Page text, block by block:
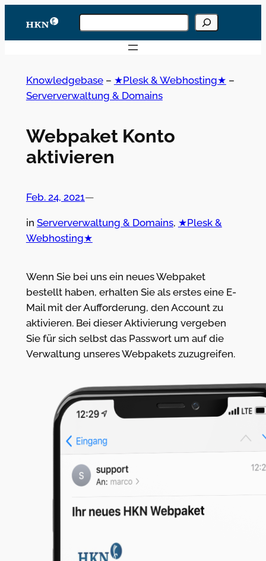
Inhalt
springen
Knowledgebase
durchsuchen
Knowledgebase– ★Plesk & Webhosting★ –
Serververwaltung & Domains
Webpaket Konto
aktivieren
Feb. 24, 2021—
in Serververwaltung & Domains, ★Plesk &
Webhosting★
Wenn Sie bei uns ein neues Webpaket
bestellt haben, erhalten Sie als erstes eine E-
Mail mit der Aufforderung, den Account zu
aktivieren. Bei dieser Aktivierung vergeben
Sie für sich selbst das Passwort um auf die
Verwaltung unseres Webpakets zuzugreifen.